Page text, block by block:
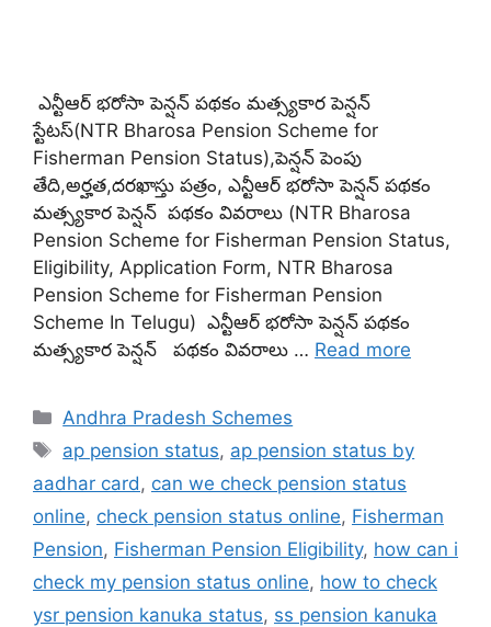
ఎన్టీఆర్ భరోసా పెన్షన్ పథకం మత్స్యకార పెన్షన్
స్టేటస్(NTR Bharosa Pension Scheme for
Fisherman Pension Status),పెన్షన్ పెంపు
తేది,అర్హత,దరఖాస్తు పత్రం, ఎన్టీఆర్ భరోసా పెన్షన్ పథకం
మత్స్యకార పెన్షన్ పథకం వివరాలు (NTR Bharosa
Pension Scheme for Fisherman Pension Status,
Eligibility, Application Form, NTR Bharosa
Pension Scheme for Fisherman Pension
Scheme In Telugu) ఎన్టీఆర్ భరోసా పెన్షన్ పథకం
మత్స్యకార పెన్షన్ పథకం వివరాలు … Read more
Categories
Andhra Pradesh Schemes
Tags
ap pension status, ap pension status by
aadhar card , can we check pension status
online, check pension status online, Fisherman
Pension, Fisherman Pension Eligibility, how can i
check my pension status online, how to check
ysr pension kanuka status, ss pension kanuka